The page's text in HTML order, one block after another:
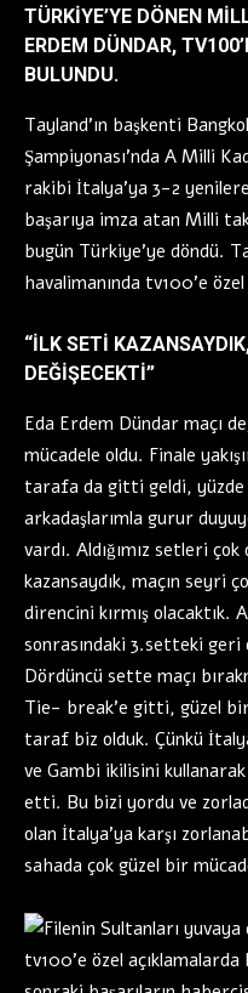
TÜRKIYE’YE DÖNEN
ERDEM DÜNDAR,
BULUNDU.
Tayland’ın başkenti
Şampiyonası’nda A Milli
rakibi İtalya’ya 3-2
başarıya imza atan Milli
bugün Türkiye’ye döndü.
havalimanında tv100’e
“İLK SETİ
DEĞİŞECEKTİ”
Eda Erdem Dündar maçı
mücadele oldu. Finale
tarafa da gitti geldi, yüzde
arkadaşlarımla gurur
vardı. Aldığımız setleri
kazansaydık, maçın seyri
direncini kırmış olacaktık.
sonrasındaki 3.setteki geri
Dördüncü sette maçı
Tie- break’e gitti, güzel
taraf biz olduk. Çünkü
ve Gambi ikilisini
etti. Bu bizi yordu ve
olan İtalya’ya karşı
sahada çok güzel bir